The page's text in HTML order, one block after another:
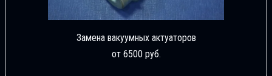
Замена вакуумных актуаторов
от 6500 руб.